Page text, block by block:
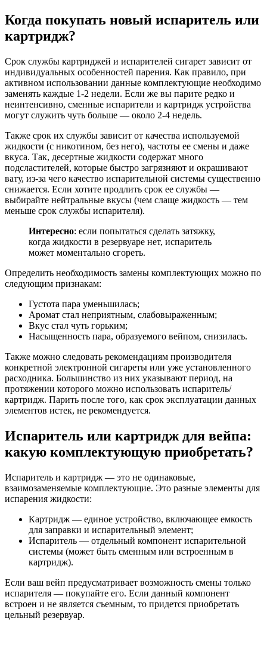
Когда покупать новый испаритель или
картридж?
Срок службы картриджей и испарителей сигарет зависит от
индивидуальных особенностей парения. Как правило, при
активном использовании данные комплектующие необходимо
заменять каждые 1-2 недели. Если же вы парите редко и
неинтенсивно, сменные испарители и картридж устройства
могут служить чуть больше — около 2-4 недель.
Также срок их службы зависит от качества используемой
жидкости (с никотином, без него), частоты ее смены и даже
вкуса. Так, десертные жидкости содержат много
подсластителей, которые быстро загрязняют и окрашивают
вату, из-за чего качество испарительной системы существенно
снижается. Если хотите продлить срок ее службы —
выбирайте нейтральные вкусы (чем слаще жидкость — тем
меньше срок службы испарителя).
Интересно: если попытаться сделать затяжку,
когда жидкости в резервуаре нет, испаритель
может моментально сгореть.
Определить необходимость замены комплектующих можно по
следующим признакам:
Густота пара уменьшилась;
Аромат стал неприятным, слабовыраженным;
Вкус стал чуть горьким;
Насыщенность пара, образуемого вейпом, снизилась.
Также можно следовать рекомендациям производителя
конкретной электронной сигареты или уже установленного
расходника. Большинство из них указывают период, на
протяжении которого можно использовать испаритель/
картридж. Парить после того, как срок эксплуатации данных
элементов истек, не рекомендуется.
Испаритель или картридж для вейпа:
какую комплектующую приобретать?
Испаритель и картридж — это не одинаковые,
взаимозаменяемые комплектующие. Это разные элементы для
испарения жидкости:
Картридж — единое устройство, включающее емкость
для заправки и испарительный элемент;
Испаритель — отдельный компонент испарительной
системы (может быть сменным или встроенным в
картридж).
Если ваш вейп предусматривает возможность смены только
испарителя — покупайте его. Если данный компонент
встроен и не является съемным, то придется приобретать
цельный резервуар.